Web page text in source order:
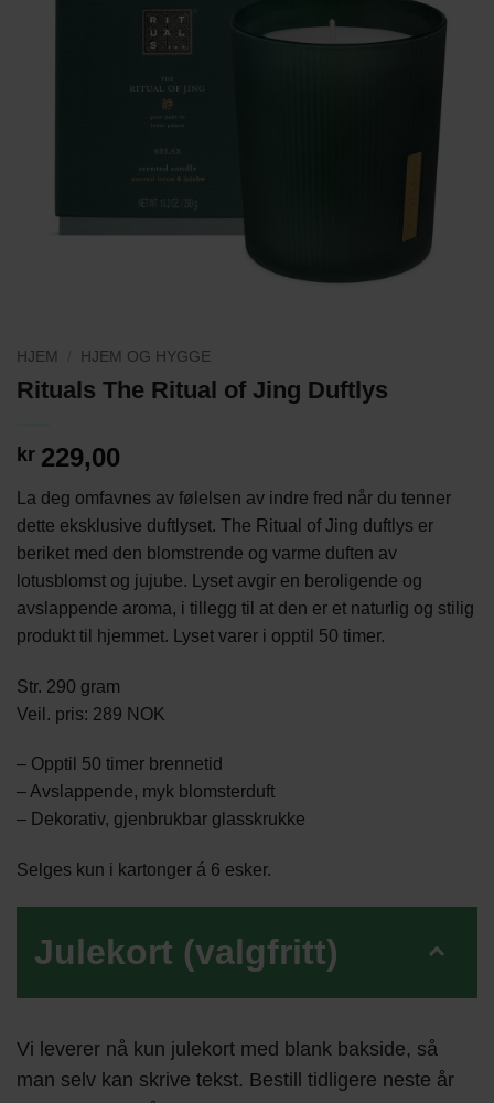
HJEM HJEM OG HYGGE
Rituals The Ritual of Jing Duftlys
kr 229,00
La deg omfavnes av følelsen av indre fred når du tenner
dette eksklusive duftlyset. The Ritual of Jing duftlys er
beriket med den blomstrende og varme duften av
lotusblomst og jujube. Lyset avgir en beroligende og
avslappende aroma, i tillegg til at den er et naturlig og stilig
produkt til hjemmet. Lyset varer i opptil 50 timer.
Str. 290 gram
Veil. pris: 289 NOK
– Opptil 50 timer brennetid
– Avslappende, myk blomsterduft
– Dekorativ, gjenbrukbar glasskrukke
Selges kun i kartonger á 6 esker.
Julekort (valgfritt)
Vi leverer nå kun julekort med blank bakside, så
man selv kan skrive tekst. Bestill tidligere neste år